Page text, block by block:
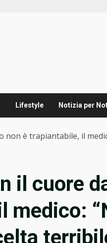
Lifestyle Notizia per
è trapiantabile, il
il cuore
medico: